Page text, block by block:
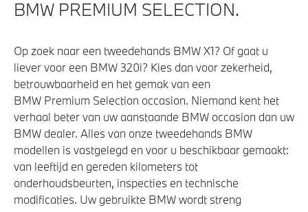
M Adaptief onderstel
Kilometertacho
Automatische 8-traps Steptronic sporttransmissie
Veiligheid
Actieve Voetgangersbescherming
Isofix bevestiging passagierstoel voor
BMW PREMIUM SELECTION.
Op zoek naar een tweedehands BMW X1? Of gaat u
liever voor een BMW 320i? Kies dan voor zekerheid,
betrouwbaarheid en het gemak van een
BMW Premium Selection occasion. Niemand kent het
verhaal beter van uw aanstaande BMW occasion dan uw
BMW dealer. Alles van onze tweedehands BMW
modellen is vastgelegd en voor u beschikbaar gemaakt:
van leeftijd en gereden kilometers tot
onderhoudsbeurten, inspecties en technische
modificaties. Uw gebruikte BMW wordt streng